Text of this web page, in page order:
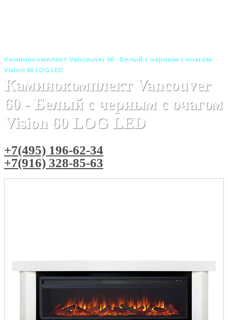
Каминокомплект Vancouver 60 - Белый с черным с очагом
Vision 60 LOG LED
Каминокомплект Vancouver
60 - Белый с черным с очагом
Vision 60 LOG LED
+7(495) 196-62-34
+7(916) 328-85-63